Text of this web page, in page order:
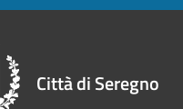
Città di Seregno